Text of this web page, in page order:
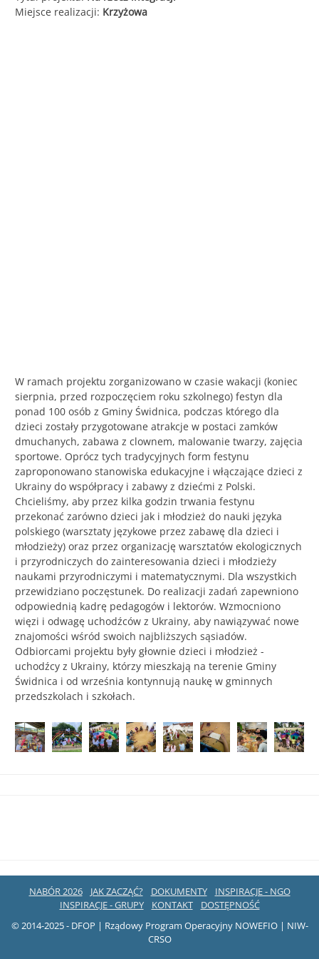
Śląska
Miejsce realizacji: Krzyżowa
W ramach projektu zorganizowano w czasie wakacji (koniec
sierpnia, przed rozpoczęciem roku szkolnego) festyn dla
ponad 100 osób z Gminy Świdnica, podczas którego dla
dzieci zostały przygotowane atrakcje w postaci zamków
dmuchanych, zabawa z clownem, malowanie twarzy, zajęcia
sportowe. Oprócz tych tradycyjnych form festynu
zaproponowano stanowiska edukacyjne i włączające dzieci z
Ukrainy do współpracy i zabawy z dziećmi z Polski.
Chcieliśmy, aby przez kilka godzin trwania festynu
przekonać zarówno dzieci jak i młodzież do nauki języka
polskiego (warsztaty językowe przez zabawę dla dzieci i
młodzieży) oraz przez organizację warsztatów ekologicznych
i przyrodniczych do zainteresowania dzieci i młodzieży
naukami przyrodniczymi i matematycznymi. Dla wszystkich
przewidziano poczęstunek. Do realizacji zadań zapewniono
odpowiednią kadrę pedagogów i lektorów. Wzmocniono
więzi i odwagę uchodźców z Ukrainy, aby nawiązywać nowe
znajomości wśród swoich najbliższych sąsiadów.
Odbiorcami projektu były głownie dzieci i młodzież -
uchodźcy z Ukrainy, którzy mieszkają na terenie Gminy
Świdnica i od września kontynnują naukę w gminnych
przedszkolach i szkołach.
NABÓR 2026 JAK ZACZĄĆ? DOKUMENTY
INSPIRACJE - NGO
INSPIRACJE - GRUPY
KONTAKT
DOSTĘPNOŚĆ
© 2014-2025 - DFOP | Rządowy Program Operacyjny NOWEFIO | NIW-
CRSO